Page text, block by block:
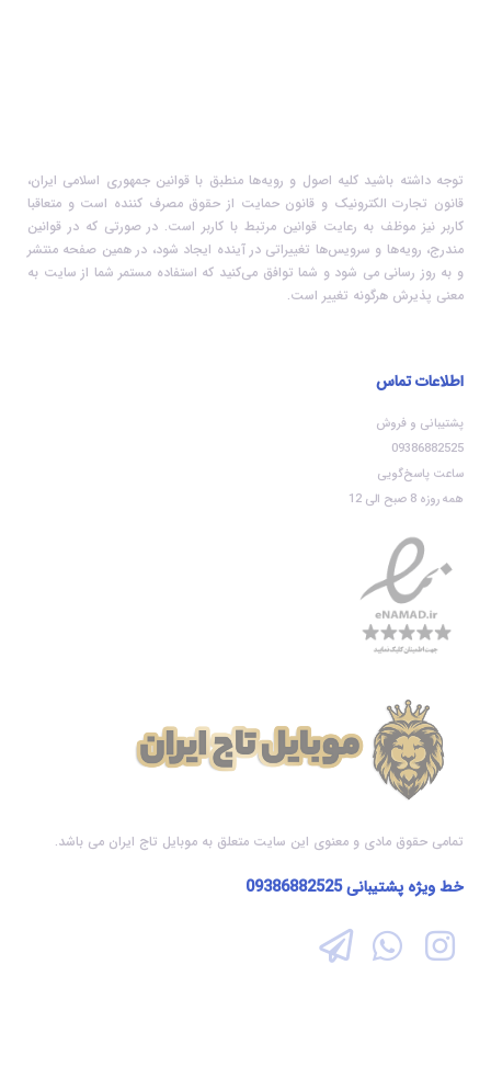
توجه داشته باشید کلیه اصول و رویه‏‌ها منطبق با قوانین جمهوری اسلامی ایران،
قانون تجارت الکترونیک و قانون حمایت از حقوق مصرف کننده است و متعاقبا
کاربر نیز موظف به رعایت قوانین مرتبط با کاربر است. در صورتی که در قوانین
مندرج، رویه‏‌ها و سرویس‏‌ها تغییراتی در آینده ایجاد شود، در همین صفحه منتشر
و به روز رسانی می شود و شما توافق می‏‌کنید که استفاده مستمر شما از سایت به
معنی پذیرش هرگونه تغییر است.
اطلاعات تماس
پشتیبانی و فروش
09386882525
ساعت پاسخ‌گویی
همه روزه 8 صبح الی 12
تمامی حقوق مادی و معنوی این سایت متعلق به موبایل تاج ایران می باشد.
خط ویژه پشتیبانی09386882525